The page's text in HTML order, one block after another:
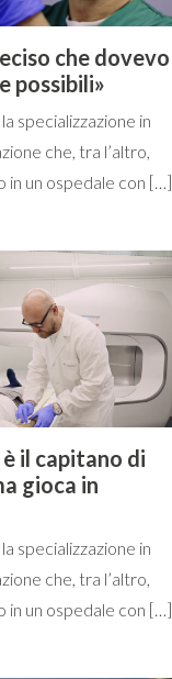
che dovevo
possibili»
specializzazione in
che, tra l’altro,
in un ospedale con […]
è il capitano di
gioca in
specializzazione in
che, tra l’altro,
in un ospedale con […]